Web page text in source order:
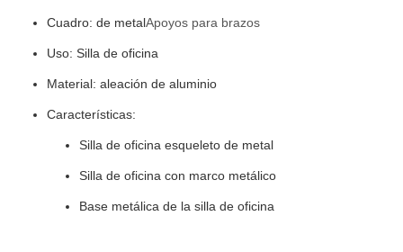
Cuadro: de metalApoyos para brazos
Uso: Silla de oficina
Material: aleación de aluminio
Características:
Silla de oficina esqueleto de metal
Silla de oficina con marco metálico
Base metálica de la silla de oficina